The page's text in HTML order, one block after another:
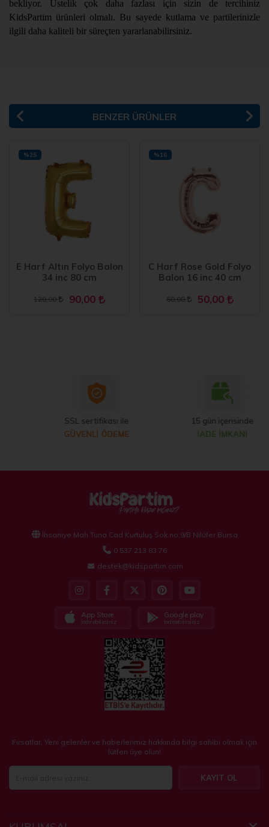
bekliyor. Üstelik çok daha fazlası için sizin de tercihiniz
KidsPartim ürünleri olmalı. Bu sayede kutlama ve partilerinizle
ilgili daha kaliteli bir süreçten yararlanabilirsiniz.
BENZER ÜRÜNLER
E Harf Altın Folyo Balon
34 inc 80 cm
120,00 90,00
%25
C Harf Rose Gold Folyo
Balon 16 inc 40 cm
60,00 50,00
%16
SSL sertifikası ile
GÜVENLİ ÖDEME
15 gün içerisinde
İADE İMKANI
İhsaniye Mah Tuna Cad Kurtuluş Sok no:9/B Nilüfer Bursa
0 537 213 83 76
destek@kidspartim.com
App Store
İndirebilirsiniz
Google play
İndirebilirsiniz
Fırsatlar, Yeni gelenler ve haberlerimiz hakkında bilgi sahibi olmak için
lütfen üye olun!
KAYIT OL